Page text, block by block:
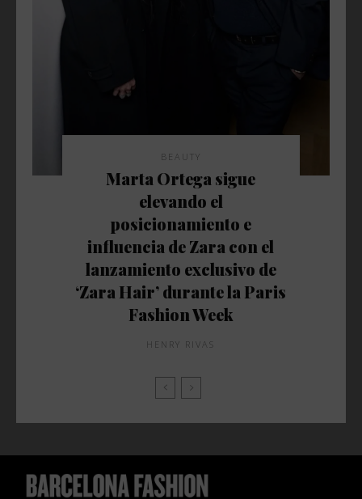
BEAUTY
Marta Ortega sigue
elevando el
posicionamiento e
influencia de Zara con el
lanzamiento exclusivo de
‘Zara Hair’ durante la Paris
Fashion Week
HENRY RIVAS